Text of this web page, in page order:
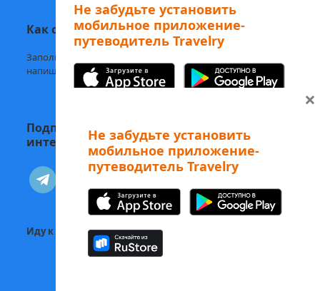
Как с нами связаться
Заполните
напишите нам в Telegramили на welcome@mytravelry.com
Подписывайтесь на Travelry — с нами
интересно и полезно!
telegram vkontakte
Иду к себе: Статьи о психологии и саморазвитии
Не забудьте установить
мобильное приложение-
путеводитель Travelry
А еще наши аудиоэкскурсии
Изучайте Рим с
Не забудьте установить
мобильное приложение-
путеводитель Travelry
×